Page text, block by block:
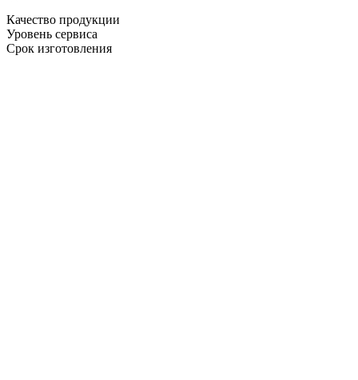
Качество продукции
Уровень сервиса
Срок изготовления